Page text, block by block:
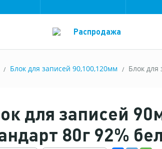
Распродажа
Блок для записей 90,100,120мм Блок
для записей
80г 92%